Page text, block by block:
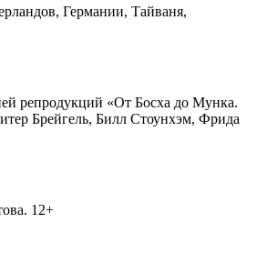
Германии, Тайваня,
репродукций «От Босха до Мунка.
Брейгель, Билл Стоунхэм, Фрида
12+